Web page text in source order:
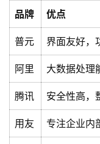
品牌 优点
普元 界面友好，
阿里 大数据处理
腾讯 安全性高，
用友 专注企业内